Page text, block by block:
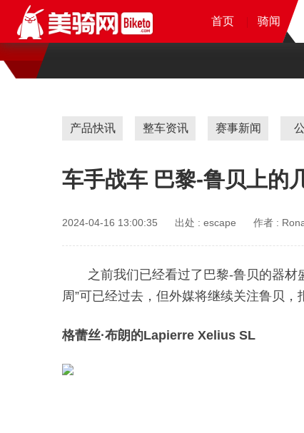
首页
首页 骑闻
首页 骑闻
首页 骑闻
产品快讯 整车资讯 赛事新闻
车手战车 巴黎-鲁贝上的
2024-04-16 13:00:35 出处 : escape 作者 :
之前我们已经看过了巴黎-鲁贝的器材
周”可已经过去，但外媒将继续关注鲁贝
格蕾丝·布朗的Lapierre Xelius SL